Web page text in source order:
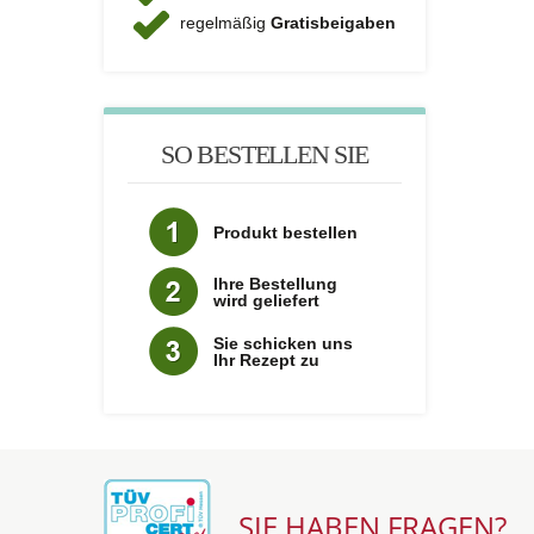
regelmäßig Gratisbeigaben
SO BESTELLEN SIE
Produkt bestellen
Ihre Bestellung
wird geliefert
Sie schicken uns
Ihr Rezept zu